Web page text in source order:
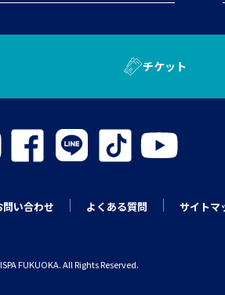
チケット
問い合わせ よくある質問 サイトマ
FUKUOKA. All Rights Reserved.